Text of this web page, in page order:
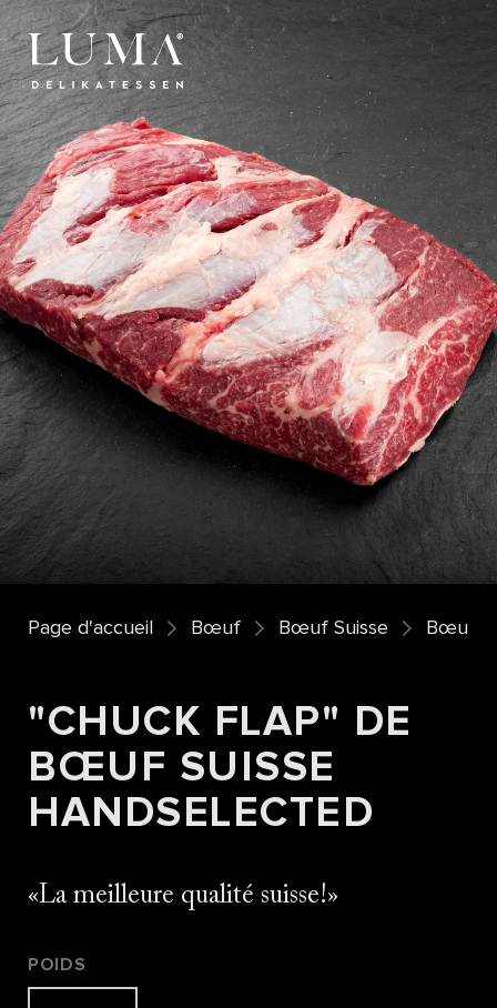
Page d'accueil Bœuf Bœuf Suisse Bœuf
"CHUCK FLAP" DE
BŒUF SUISSE
HANDSELECTED
La meilleure qualité suisse!
POIDS